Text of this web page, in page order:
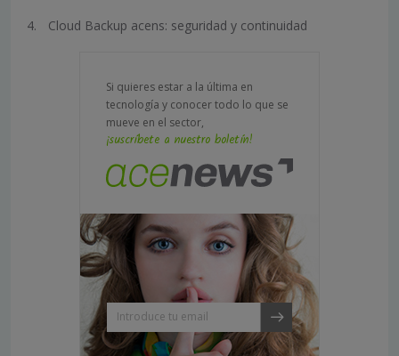
Cloud Backup acens: seguridad y continuidad
Si quieres estar a la última en
tecnología y conocer todo lo que se
mueve en el sector,
¡suscríbete a nuestro boletín!